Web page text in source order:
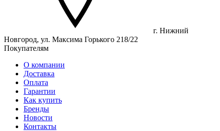
г. Нижний
Новгород, ул. Максима Горького 218/22
Покупателям
О компании
Доставка
Оплата
Гарантии
Как купить
Бренды
Новости
Контакты